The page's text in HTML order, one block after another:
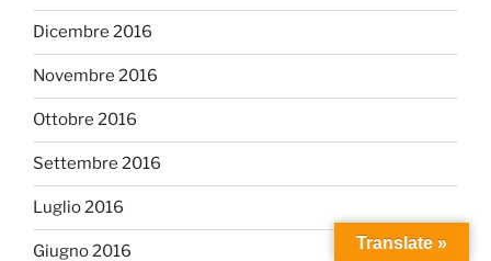
Dicembre 2016
Novembre 2016
Ottobre 2016
Settembre 2016
Luglio 2016
Giugno 2016 Translate »